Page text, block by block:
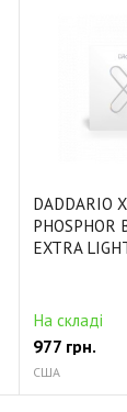
DADDARIO
PHOSPHOR
EXTRA
На складі
977 грн.
США